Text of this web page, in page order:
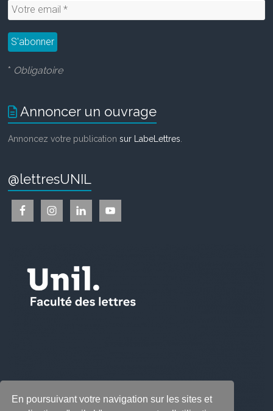
En poursuivant votre navigation sur les sites et
* Obligatoire
Annoncer un ouvrage
Annoncez votre publicationsur LabeLettres
@lettresUNIL